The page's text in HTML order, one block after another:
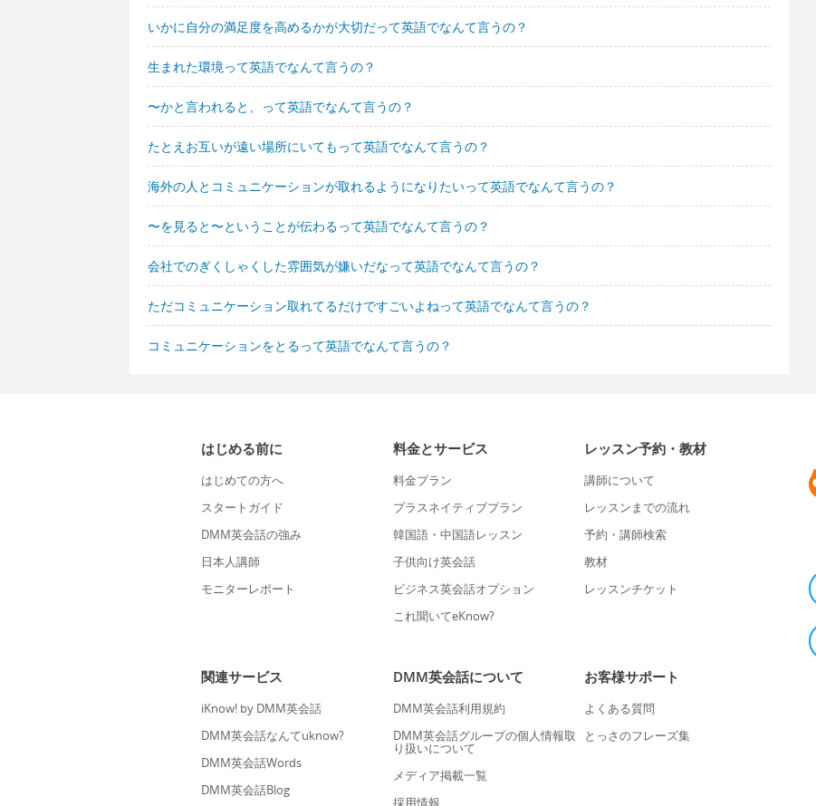
いかに自分の満足度を高めるかが大切だって英語でなんて言うの？
生まれた環境って英語でなんて言うの？
〜かと言われると、って英語でなんて言うの？
たとえお互いが遠い場所にいてもって英語でなんて言うの？
海外の人とコミュニケーションが取れるようになりたいって英語でなんて言うの？
〜を見ると〜ということが伝わるって英語でなんて言うの？
会社でのぎくしゃくした雰囲気が嫌いだなって英語でなんて言うの？
ただコミュニケーション取れてるだけですごいよねって英語でなんて言うの？
コミュニケーションをとるって英語でなんて言うの？
はじめる前に
はじめての方へ
スタートガイド
DMM英会話の強み
日本人講師
モニターレポート
料金とサービス
料金プラン
プラスネイティブプラン
韓国語・中国語レッスン
子供向け英会話
ビジネス英会話オプション
これ聞いてeKnow?
レッスン予約・教材
講師について
レッスンまでの流れ
予約・講師検索
教材
レッスンチケット
関連サービス
iKnow! by DMM英会話
DMM英会話なんてuknow?
DMM英会話Words
DMM英会話Blog
DMM英会話について
DMM英会話利用規約
DMM英会話グループの個人情報取
り扱いについて
メディア掲載一覧
採用情報
お客様サポート
よくある質問
とっさのフレーズ集